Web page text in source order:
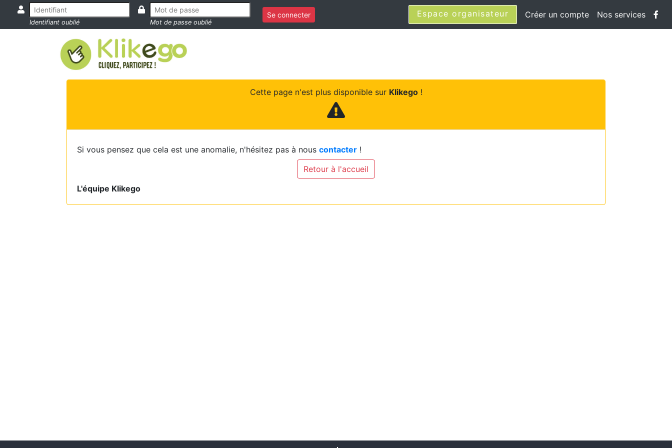
Identifiant oublié Mot de passe oublié
Se connecter Espace organisateur Créer un compte Nos services
Cette page n'est plus disponible sur Klikego!
Si vous pensez que cela est une anomalie, n'hésitez pas à nous contacter !
Retour à l'accueil
L'équipe Klikego